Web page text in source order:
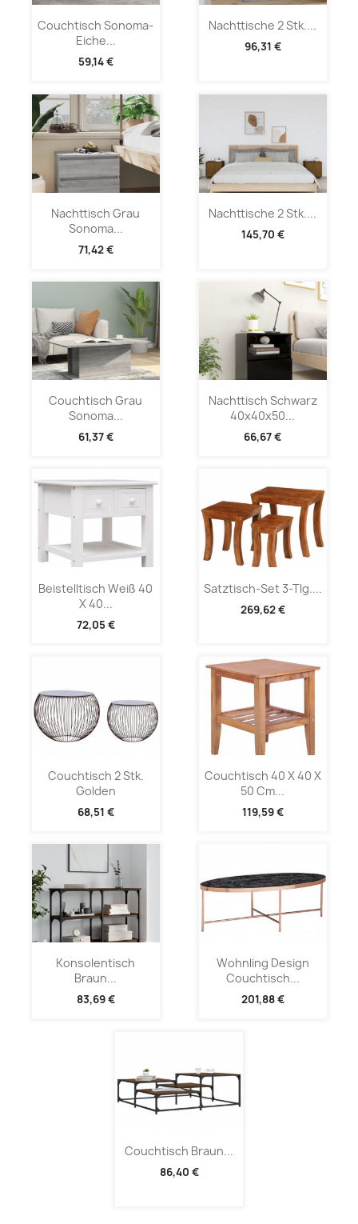
Couchtisch Sonoma-
Eiche...
59,14 €
Nachttische 2 Stk....
96,31 €
Nachttisch Grau
Sonoma...
71,42 €
Nachttische 2 Stk....
145,70 €
Couchtisch Grau
Sonoma...
61,37 €
Nachttisch Schwarz
40x40x50...
66,67 €
Beistelltisch Weiß 40
X 40...
72,05 €
Satztisch-Set 3-Tlg....
269,62 €
Couchtisch 2 Stk.
Golden
68,51 €
Couchtisch 40 X 40 X
50 Cm...
119,59 €
Konsolentisch
Braun...
83,69 €
Wohnling Design
Couchtisch...
201,88 €
Couchtisch Braun...
86,40 €